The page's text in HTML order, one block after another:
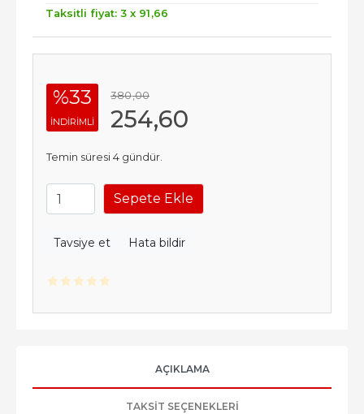
Taksitli fiyat: 3 x 91 ,66
%33
INDIRIMLI
380,00
254,60
Temin süresi 4 gündür.
Sepete Ekle
Tavsiye et Hata bildir
AÇIKLAMA
TAKSIT SEÇENEKLERI